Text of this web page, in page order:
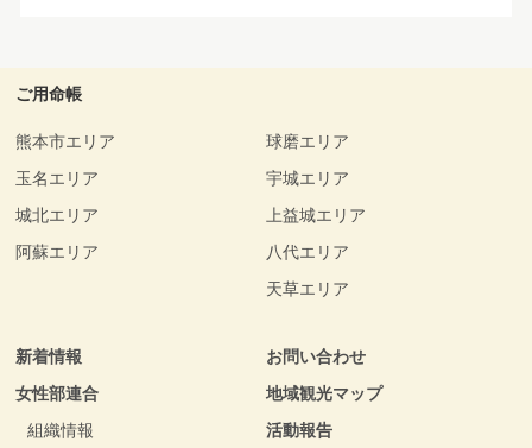
ご用命帳
熊本市エリア
玉名エリア
城北エリア
阿蘇エリア
球磨エリア
宇城エリア
上益城エリア
八代エリア
天草エリア
新着情報
女性部連合
組織情報
お問い合わせ
地域観光マップ
活動報告